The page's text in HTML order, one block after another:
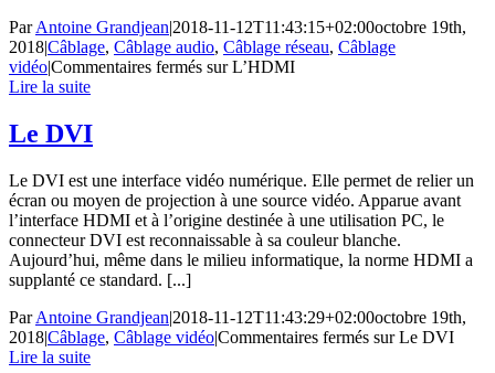
ParAntoine Grandjean|2018-11-12T11:43:15+02:00octobre 19th,
2018|Câblage, Câblage audio, Câblage réseau, Câblage
vidéo|Commentaires fermés sur L’HDMI
Lire la suite
Le DVI
Le DVI est une interface vidéo numérique. Elle permet de relier un
écran ou moyen de projection à une source vidéo. Apparue avant
l’interface HDMI et à l’origine destinée à une utilisation PC, le
connecteur DVI est reconnaissable à sa couleur blanche.
Aujourd’hui, même dans le milieu informatique, la norme HDMI a
supplanté ce standard. [...]
ParAntoine Grandjean|2018-11-12T11:43:29+02:00octobre 19th,
2018|Câblage, Câblage vidéo|Commentaires fermés sur Le DVI
Lire la suite